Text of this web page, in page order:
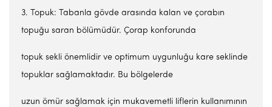
3. Topuk: Tabanla gövde arasında kalan ve çorabın
topuğu saran bölümüdür. Çorap konforunda
topuk sekli önemlidir ve optimum uygunluğu kare seklinde
topuklar sağlamaktadır. Bu bölgelerde
uzun ömür sağlamak için mukavemetli liflerin kullanımının